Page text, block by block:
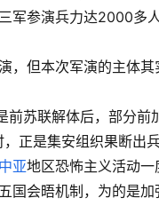
军参演兵力达2000多
但本次军演的主体其
前苏联解体后，部分
正是集安组织果断出
中亚地区恐怖主义活动
国会晤机制，为的是